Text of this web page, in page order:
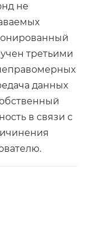
не
третьими
данных
в связи с